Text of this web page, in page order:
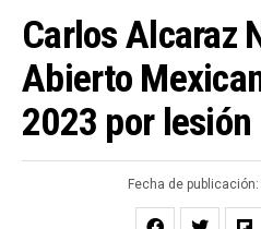
Carlos Alcaraz
Abierto
2023 por lesión
Fecha de publicación: